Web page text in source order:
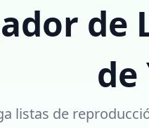
de
de
listas de